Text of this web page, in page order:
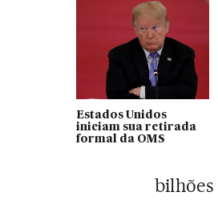
Estados Unidos
iniciam sua retirada
formal da OMS
bilhões